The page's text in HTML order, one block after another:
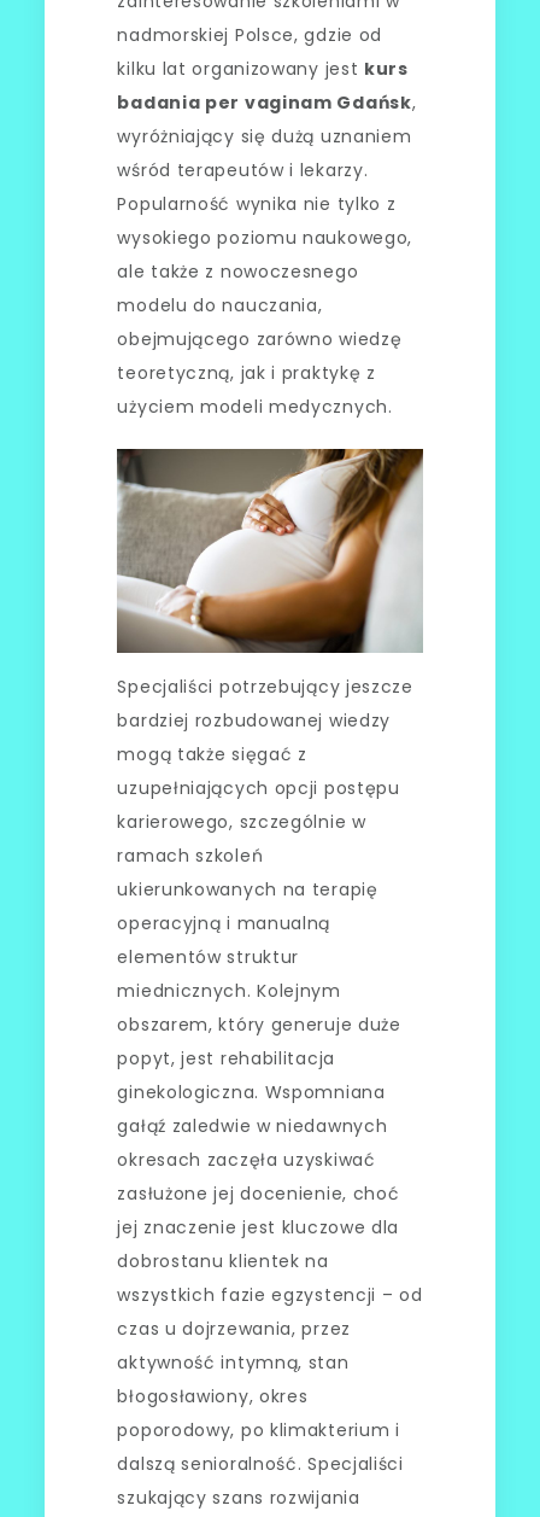
nadmorskiej Polsce, gdzie od
kilku lat organizowany jest kurs
badania per vaginam Gdańsk,
wyróżniający się dużą uznaniem
wśród terapeutów i lekarzy.
Popularność wynika nie tylko z
wysokiego poziomu naukowego,
ale także z nowoczesnego
modelu do nauczania,
obejmującego zarówno wiedzę
teoretyczną, jak i praktykę z
użyciem modeli medycznych.
Specjaliści potrzebujący jeszcze
bardziej rozbudowanej wiedzy
mogą także sięgać z
uzupełniających opcji postępu
karierowego, szczególnie w
ramach szkoleń
ukierunkowanych na terapię
operacyjną i manualną
elementów struktur
miednicznych. Kolejnym
obszarem, który generuje duże
popyt, jest rehabilitacja
ginekologiczna. Wspomniana
gałąź zaledwie w niedawnych
okresach zaczęła uzyskiwać
zasłużone jej docenienie, choć
jej znaczenie jest kluczowe dla
dobrostanu klientek na
wszystkich fazie egzystencji – od
czas u dojrzewania, przez
aktywność intymną, stan
błogosławiony, okres
poporodowy, po klimakterium i
dalszą senioralność. Specjaliści
szukający szans rozwijania